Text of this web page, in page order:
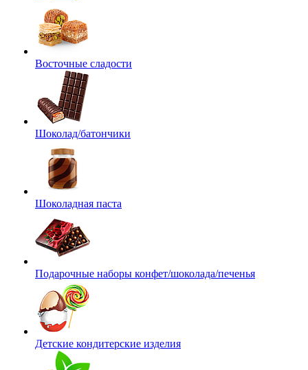
Восточные сладости
Шоколад/батончики
Шоколадная паста
Подарочные наборы конфет/шоколада/печенья
Детские кондитерские изделия